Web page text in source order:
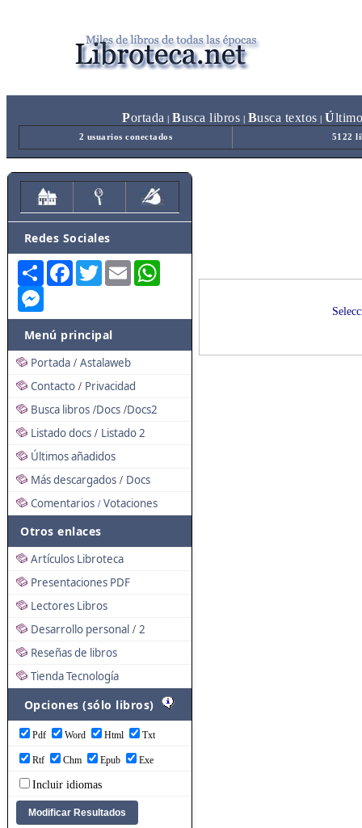
Portada Busca libros Busca textos Ú
2 usuarios conectados 5122
Redes Sociales
Share FacebookTwitterEmail
Menú principal
Portada / Astalaweb
Contacto / Privacidad
Busca libros /Docs /Docs2
Listado docs / Listado 2
Últimos añadidos
Más descargados / Docs
Comentarios / Votaciones
Otros enlaces
Artículos Libroteca
Presentaciones PDF
Lectores Libros
Desarrollo personal / 2
Reseñas de libros
Tienda Tecnología
Opciones (sólo libros)
Pdf Word Html Txt
Rtf Chm Epub Exe
Incluir idiomas